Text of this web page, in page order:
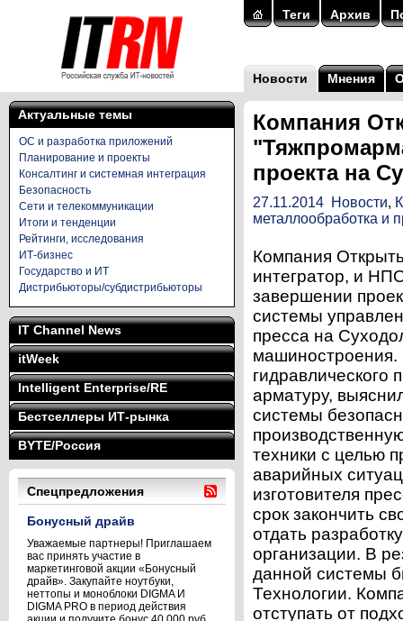
Теги Архив
Новости Мнения
Актуальные темы
ОС и разработка приложений
Планирование и проекты
Консалтинг и системная интеграция
Безопасность
Сети и телекоммуникации
Итоги и тенденции
Рейтинги, исследования
ИТ-бизнес
Государство и ИТ
Дистрибьюторы/субдистрибьюторы
IT Channel News
itWeek
Intelligent Enterprise/RE
Бестселлеры ИТ-рынка
BYTE/Россия
Спецпредложения
Бонусный драйв
Уважаемые партнеры! Приглашаем
вас принять участие в
маркетинговой акции «Бонусный
драйв». Закупайте ноутбуки,
неттопы и моноблоки DIGMA И
DIGMA PRO в период действия
Компания
проекта на
27.11.2014 Новости,
металлообработка и
Компания
интегратор, и
завершении
системы
пресса на
машиностроения.
гидравлического
арматуру,
системы
техники с целью
аварийных
изготовителя
срок закончить
отдать
организации. В
данной системы
Технологии.
отступать от